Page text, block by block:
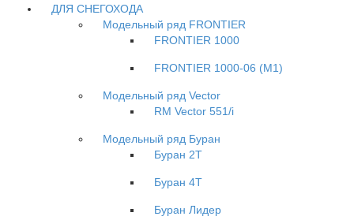
ДЛЯ СНЕГОХОДА
Модельный ряд FRONTIER
FRONTIER 1000
FRONTIER 1000-06 (М1)
Модельный ряд Vector
RM Vector 551/i
Модельный ряд Буран
Буран 2Т
Буран 4Т
Буран Лидер